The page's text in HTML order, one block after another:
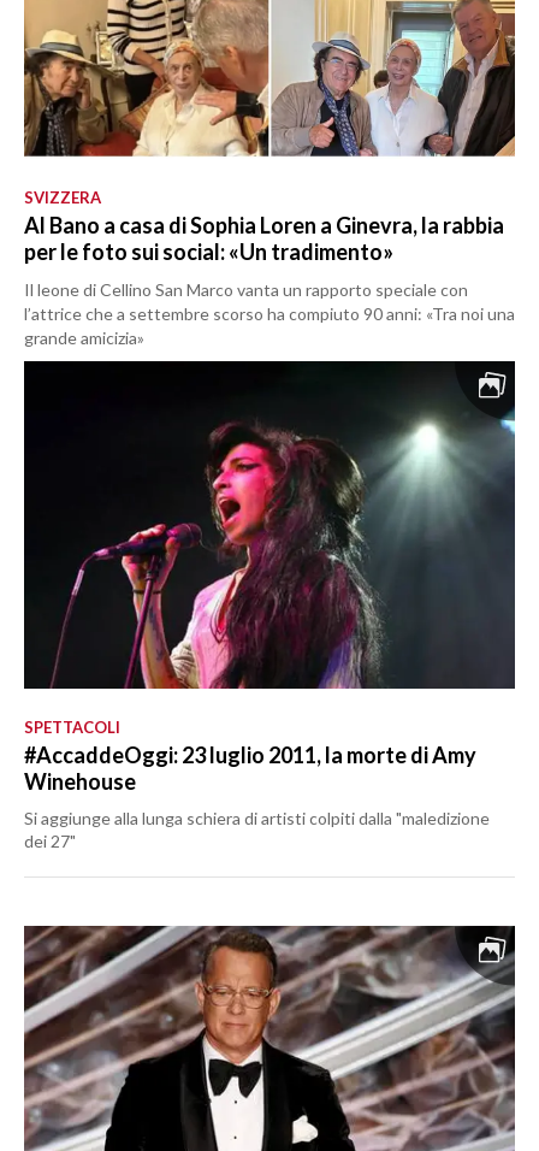
SVIZZERA
Al Bano a casa di Sophia Loren a Ginevra, la rabbia
per le foto sui social: «Un tradimento»
Il leone di Cellino San Marco vanta un rapporto speciale con
l’attrice che a settembre scorso ha compiuto 90 anni: «Tra noi una
grande amicizia»
SPETTACOLI
#AccaddeOggi: 23 luglio 2011, la morte di Amy
Winehouse
Si aggiunge alla lunga schiera di artisti colpiti dalla "maledizione
dei 27"